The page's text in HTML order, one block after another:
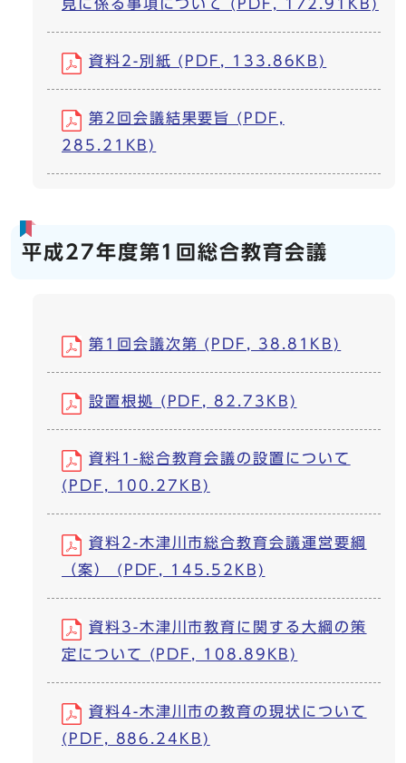
見に係る事項について (PDF, 172.91KB)
資料2-別紙 (PDF, 133.86KB)
第2回会議結果要旨 (PDF,
285.21KB)
平成27年度第1回総合教育会議
第1回会議次第 (PDF, 38.81KB)
設置根拠 (PDF, 82.73KB)
資料1-総合教育会議の設置について
(PDF, 100.27KB)
資料2-木津川市総合教育会議運営要綱
（案） (PDF, 145.52KB)
資料3-木津川市教育に関する大綱の策
定について (PDF, 108.89KB)
資料4-木津川市の教育の現状について
(PDF, 886.24KB)